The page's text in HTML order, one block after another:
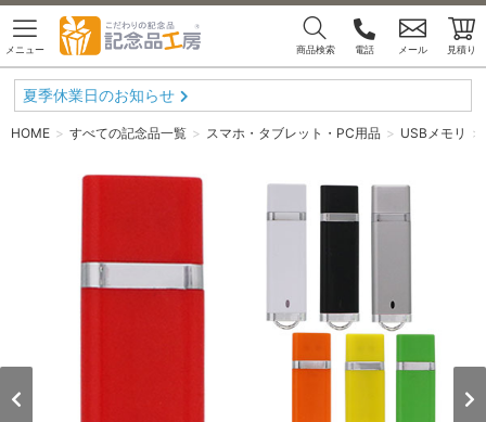
メニュー 商品検索 電話 メール 見積り
夏季休業日のお知らせ
HOME すべての記念品一覧 スマホ・タブレット・PC用品 USBメモリ